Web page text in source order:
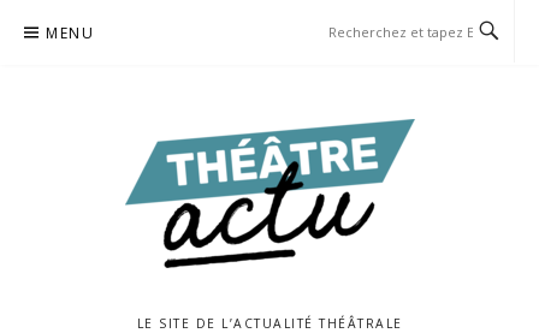
MENU
LE SITE DE L’ACTUALITÉ THÉÂTRALE